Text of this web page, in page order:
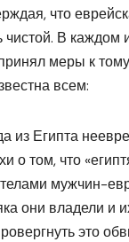
что
чистой. В каждом
меры к
всем:
из Египта
о том, что
мужчин-
они владели и
это